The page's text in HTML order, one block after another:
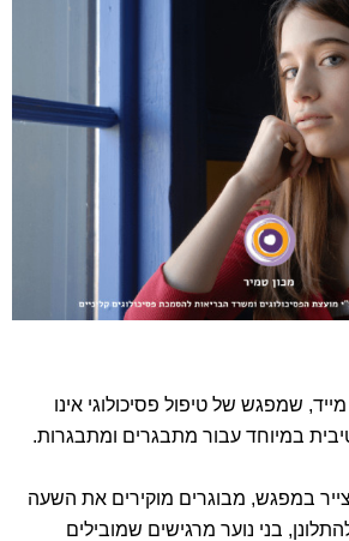
שמפגש של טיפול פסיכולוגי אינו
במיוחד עבור מתבגרים ומתבגרות.
במפגש, מבוגרים מוקירים את השעה
בני נוער מרגישים שמובילים